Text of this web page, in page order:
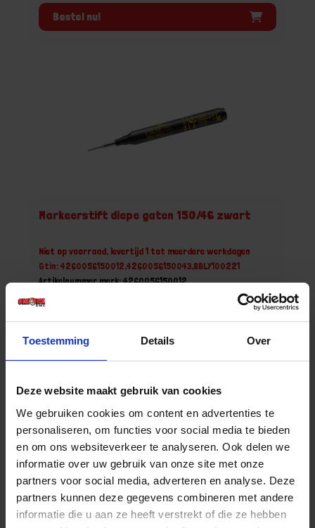
Toestemming Details Over
Deze website maakt gebruik van cookies
We gebruiken cookies om content en advertenties te
personaliseren, om functies voor social media te bieden
en om ons websiteverkeer te analyseren. Ook delen we
informatie over uw gebruik van onze site met onze
partners voor social media, adverteren en analyse. Deze
partners kunnen deze gegevens combineren met andere
informatie die u aan ze heeft verstrekt of die ze hebben
Bestel nu!
Markeerstift diepe gaten 150/46 zwart
Niet op voorraad, levertijd 1 tot meerdere werkdagen
Gtin: 4260056150012,4260056150043,BBLY100221
Artikelnummer merk: 4260056150012
- +
Bestel nu!